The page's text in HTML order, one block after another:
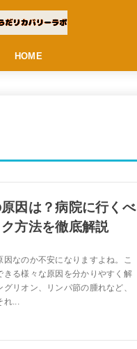
HOME
因は？病院に行くべ
方法を徹底解説
なのか不安になりますよね。こ
る様々な原因を分かりやすく解
リオン、リンパ節の腫れなど、
...